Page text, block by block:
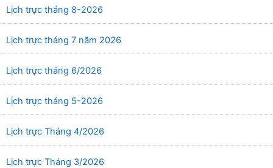
Lịch trực tháng 8-2026
Lịch trực tháng 7 năm 2026
Lịch trực tháng 6/2026
Lịch trực tháng 5-2026
Lịch trực Tháng 4/2026
Lịch trực Tháng 3/2026